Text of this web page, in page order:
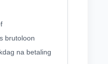
brutoloon
na betaling